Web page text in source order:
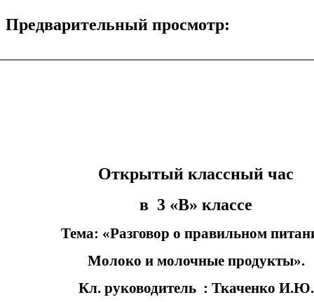
Предварительный просмотр:
Открытый классный час
в 3 «В» классе
Тема: «Разговор о правильном
Молоко и молочные продукты».
Кл. руководитель : Ткаченко И.Ю.